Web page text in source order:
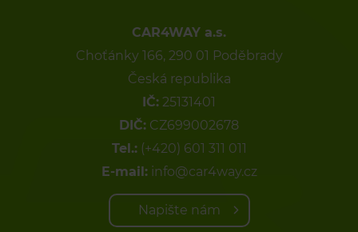
CAR4WAY a.s.
Choťánky 166, 290 01 Poděbrady
Česká republika
IČ: 25131401
DIČ: CZ699002678
Tel.: (+420) 601 311 011
E-mail: info@car4way.cz
Napište nám